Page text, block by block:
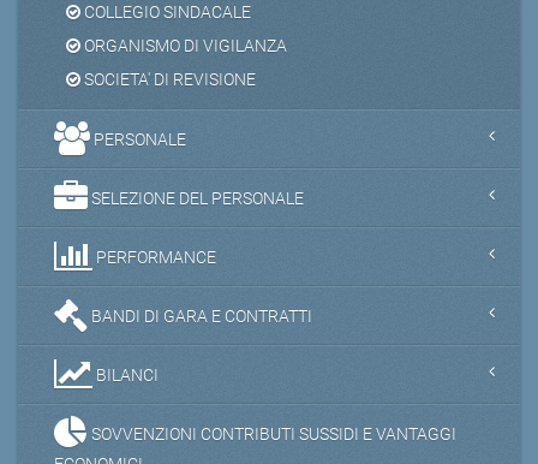
COLLEGIO SINDACALE
ORGANISMO DI VIGILANZA
SOCIETA' DI REVISIONE
PERSONALE
SELEZIONE DEL PERSONALE
PERFORMANCE
BANDI DI GARA E CONTRATTI
BILANCI
SOVVENZIONI CONTRIBUTI SUSSIDI E VANTAGGI